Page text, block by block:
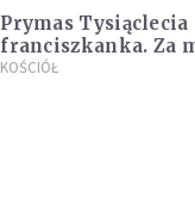
Prymas
franciszkanka. Za
ważna beatyfikacja
KOŚCIÓŁ